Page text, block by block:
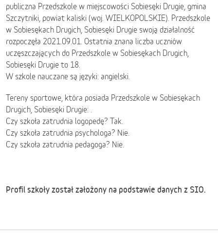
publiczna Przedszkole w miejscowości Sobiesęki Drugie, gmina
Szczytniki, powiat kaliski (woj. WIELKOPOLSKIE). Przedszkole
w Sobiesękach Drugich, Sobiesęki Drugie swoją działalność
rozpoczęła 2021.09.01. Ostatnia znana liczba uczniów
uczęszczających do Przedszkole w Sobiesękach Drugich,
Sobiesęki Drugie to 18.
W szkole nauczane są języki: angielski.
Tereny sportowe, która posiada Przedszkole w Sobiesękach
Drugich, Sobiesęki Drugie: .
Czy szkoła zatrudnia logopedę? Tak.
Czy szkoła zatrudnia psychologa? Nie.
Czy szkoła zatrudnia pedagoga? Nie.
Profil szkoły został założony na podstawie danych z SIO.